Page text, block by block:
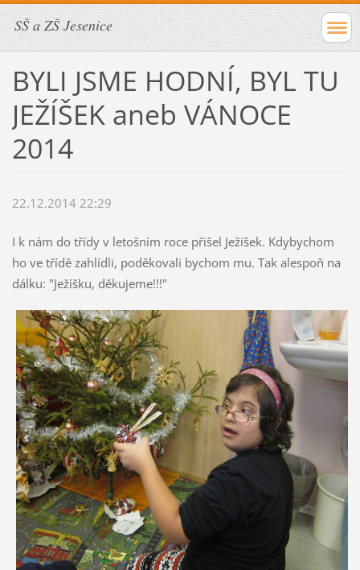
SŠ a ZŠ Jesenice
BYLI JSME HODNÍ, BYL TU
JEŽÍŠEK aneb VÁNOCE
2014
22.12.2014 22:29
I k nám do třídy v letošním roce přišel Ježíšek. Kdybychom
ho ve třídě zahlídli, poděkovali bychom mu. Tak alespoň na
dálku: "Ježíšku, děkujeme!!!"